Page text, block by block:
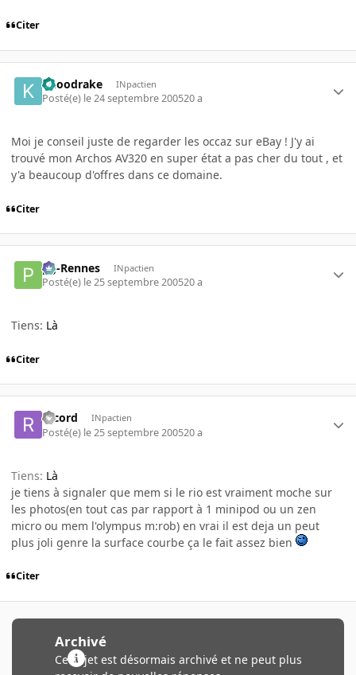
Citer
knoodrake INpactien
Posté(e) le 24 septembre 200520 a
Moi je conseil juste de regarder les occaz sur eBay ! J'y ai
trouvé mon Archos AV320 en super état a pas cher du tout , et
y'a beaucoup d'offres dans ce domaine.
Citer
pg-Rennes INpactien
Posté(e) le 25 septembre 200520 a
Tiens: Là
Citer
record INpactien
Posté(e) le 25 septembre 200520 a
Tiens: Là
je tiens à signaler que mem si le rio est vraiment moche sur
les photos(en tout cas par rapport à 1 minipod ou un zen
micro ou mem l'olympus m:rob) en vrai il est deja un peut
plus joli genre la surface courbe ça le fait assez bien
Citer
Archivé
Ce sujet est désormais archivé et ne peut plus